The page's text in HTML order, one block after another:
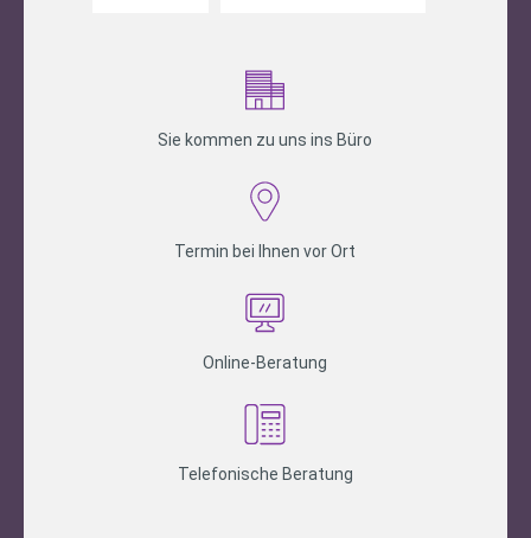
Sie kommen zu uns ins Büro
Termin bei Ihnen vor Ort
Online-Beratung
Telefonische Beratung